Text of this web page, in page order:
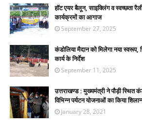
हॉट एयर बैलून, साइक्लिंग व स्वच्छता
कार्यक्रमों का आगाज
September 27, 2025
कंडोलिया मैदान को मिलेगा नया स्वरूप,
कार्य के निर्देश
September 11, 2025
उत्तराखण्ड : मुख्यमंत्री ने पौड़ी स्थित
विभिन्न पर्यटन योजनाओं का किया
January 28, 2021